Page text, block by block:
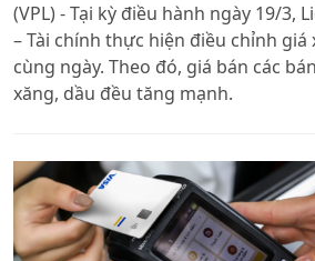
(VPL) - Tại kỳ điều hành ngày 19/3,
– Tài chính thực hiện điều chỉnh giá
cùng ngày. Theo đó, giá bán các
xăng, dầu đều tăng mạnh.